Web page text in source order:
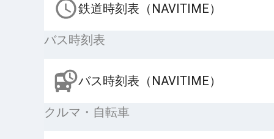
鉄道時刻表（NAVITIME）
バス時刻表
バス時刻表（NAVITIME）
クルマ・自転車